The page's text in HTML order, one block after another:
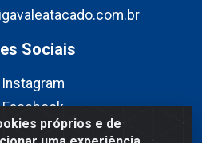
próprios e de
Sociais
Instagram
Facebook
YouTube